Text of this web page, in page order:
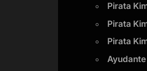
Pirata
Pirata
Pirata